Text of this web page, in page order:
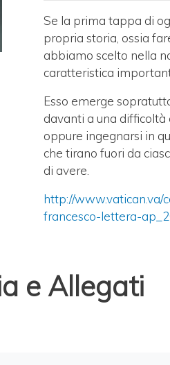
Se la prima tappa di
propria storia, ossia
abbiamo scelto nella
caratteristica
Esso emerge
davanti a una difficoltà
oppure ingegnarsi in
che tirano fuori da
di avere.
http://www.vatican.va/
francesco-lettera-
e Allegati